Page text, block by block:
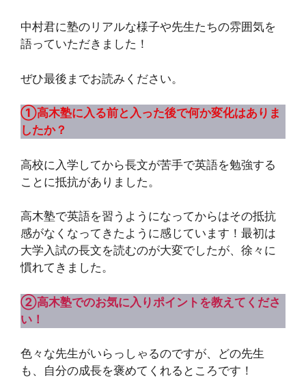
中村君に塾のリアルな様子や先生たちの雰囲気を
語っていただきました！
ぜひ最後までお読みください。
①高木塾に入る前と入った後で何か変化はありま
したか？
高校に入学してから長文が苦手で英語を勉強する
ことに抵抗がありました。
高木塾で英語を習うようになってからはその抵抗
感がなくなってきたように感じています！最初は
大学入試の長文を読むのが大変でしたが、徐々に
慣れてきました。
②高木塾でのお気に入りポイントを教えてくださ
い！
色々な先生がいらっしゃるのですが、どの先生
も、自分の成長を褒めてくれるところです！